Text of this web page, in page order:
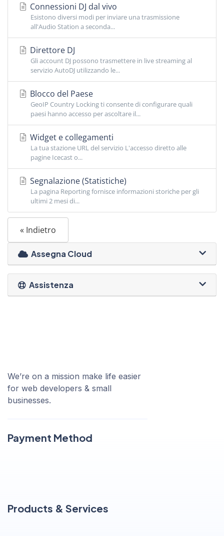
Connessioni DJ dal vivo
Esistono diversi modi per inviare una trasmissione
all'Audio Station a seconda...
Direttore DJ
Gli account DJ possono trasmettere in live streaming al
servizio AutoDJ utilizzando le...
Blocco del Paese
GeoIP Country Locking ti consente di configurare quali
paesi hanno accesso per ascoltare il...
Widget e collegamenti
La tua stazione URL del servizio L'accesso diretto alle
pagine Icecast o...
Segnalazione (Statistiche)
La pagina Reporting fornisce informazioni storiche per gli
ultimi 2 mesi di...
« Indietro
Assegna Cloud
Assistenza
We’re on a mission make life easier
for web developers & small
businesses.
Payment Method
Products & Services